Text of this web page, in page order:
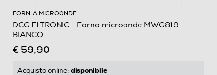
FORNI A MICROONDE
DCG ELTRONIC - Forno microonde MWG819-
BIANCO
€ 59,90
Acquisto online: disponibile